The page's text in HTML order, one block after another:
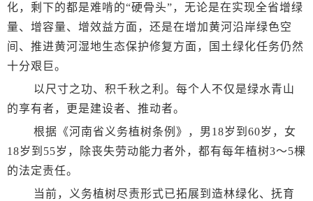
化，剩下的都是难啃的“硬骨头”，无论是在实现全省增绿
量、增容量、增效益方面，还是在增加黄河沿岸绿色空
间、推进黄河湿地生态保护修复方面，国土绿化任务仍然
十分艰巨。
以尺寸之功、积千秋之利。每个人不仅是绿水青山
的享有者，更是建设者、推动者。
根据《河南省义务植树条例》，男18岁到60岁，女
18岁到55岁，除丧失劳动能力者外，都有每年植树3～5棵
的法定责任。
当前，义务植树尽责形式已拓展到造林绿化、抚育